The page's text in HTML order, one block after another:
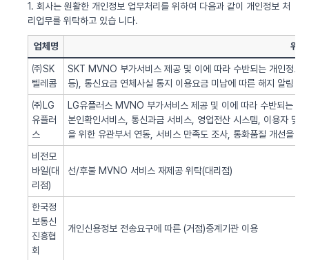
1. 회사는 원활한 개인정보 업무처리를 위하여 다음과 같이 개인정보 처
리업무를 위탁하고 있습 니다.
업체명 위탁
㈜SK
텔레콤
SKT MVNO 부가서비스 제공 및 이에 따라 수반되는 개인정보
등), 통신요금 연체사실 통지 이용요금 미납에 따른 해지 알림 업
㈜LG
유플러
스
LG유플러스 MVNO 부가서비스 제공 및 이에 따라 수반되는
본인확인서비스, 통신과금 서비스, 영업전산 시스템, 이용자 및
을 위한 유관부서 연동, 서비스 만족도 조사, 통화품질 개선을 위
비전모
바일(대
리점)
선/후불 MVNO 서비스 재제공 위탁(대리점)
한국정
보통신
진흥협
회
개인신용정보 전송요구에 따른 (거점)중계기관 이용